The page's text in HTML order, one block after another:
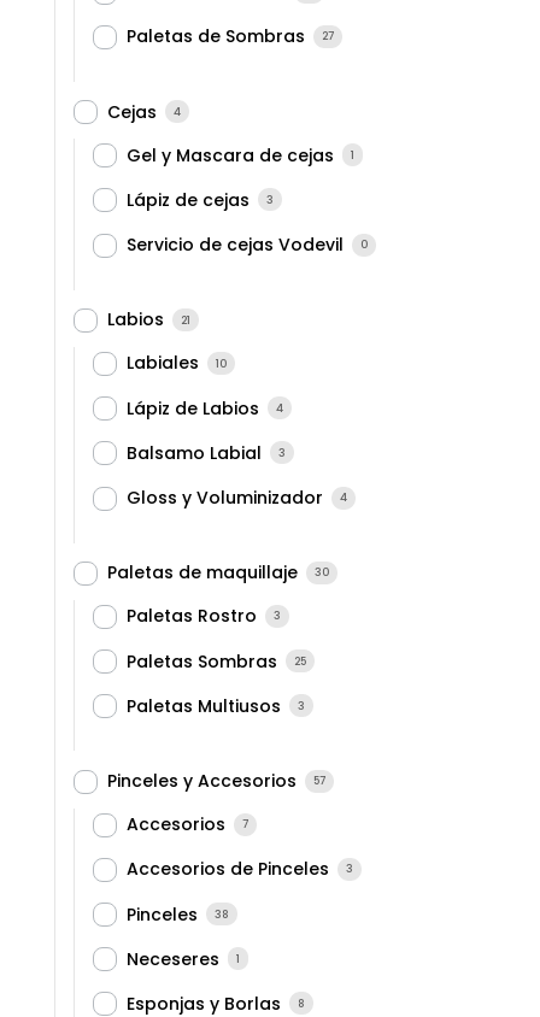
Paletas de Sombras
27
Cejas 4
Gel y Mascara de cejas 1
Lápiz de cejas 3
Servicio de cejas Vodevil 0
Labios 21
Labiales 10
Lápiz de Labios 4
Balsamo Labial 3
Gloss y Voluminizador 4
Paletas de maquillaje 30
Paletas Rostro 3
Paletas Sombras 25
Paletas Multiusos 3
Pinceles y Accesorios 57
Accesorios 7
Accesorios de Pinceles 3
Pinceles 38
Neceseres 1
Esponjas y Borlas 8